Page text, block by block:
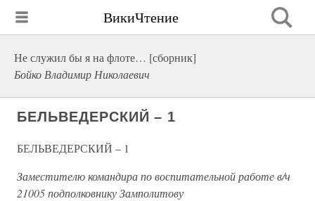
ВикиЧтение
Не служил бы я на флоте… [сборник]
Бойко Владимир Николаевич
БЕЛЬВЕДЕРСКИЙ – 1
БЕЛЬВЕДЕРСКИЙ – 1
Заместителю командира по воспитательной работе в/ч
21005 подполковнику Замполитову